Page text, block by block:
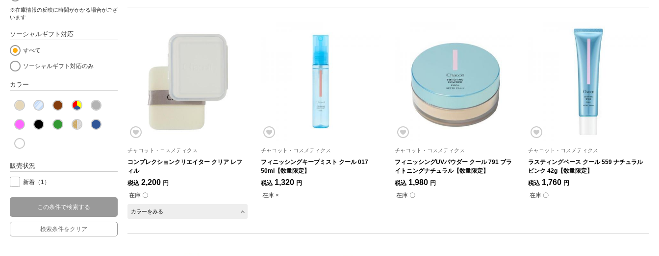
※在庫情報の反映に時間がかかる場合がござ
います
ソーシャルギフト対応
すべて
ソーシャルギフト対応のみ
カラー
販売状況
新着 （1）
この条件で検索する
検索条件をクリア
チャコット・コスメティクス
コンプレクションクリエイター クリア レフ
ィル
税込 2,200 円
在庫 〇
カラーをみる
チャコット・コスメティクス
フィニッシングキープミスト クール 017
50ml【数量限定】
税込 1,320 円
在庫 ×
チャコット・コスメティクス
フィニッシングUVパウダー クール 791 ブラ
イトニングナチュラル【数量限定】
税込 1,980 円
在庫 〇
チャコット・コスメティクス
ラスティングベース クール 559 ナチュラル
ピンク 42g【数量限定】
税込 1,760 円
在庫 〇